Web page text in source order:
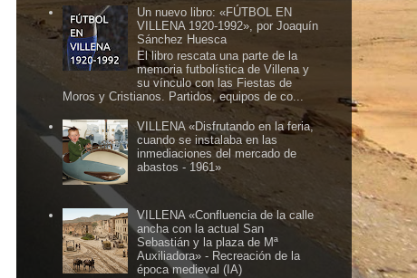
Un nuevo libro: «FÚTBOL EN
VILLENA 1920-1992», por Joaquín
Sánchez Huesca
El libro rescata una parte de la
memoria futbolística de Villena y
su vínculo con las Fiestas de
Moros y Cristianos. Partidos, equipos de co...
VILLENA «Disfrutando en la feria,
cuando se instalaba en las
inmediaciones del mercado de
abastos - 1961»
VILLENA «Confluencia de la calle
ancha con la actual San
Sebastián y la plaza de Mª
Auxiliadora» - Recreación de la
época medieval (IA)